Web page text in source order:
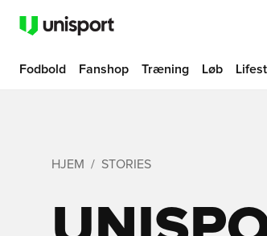
Fodbold Fanshop Træning Løb
HJEM STORIES